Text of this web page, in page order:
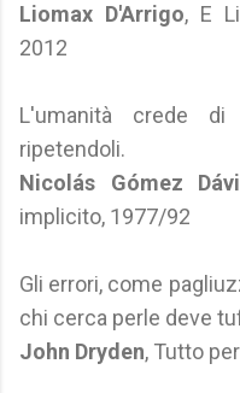
Liomax D'Arrigo, E
2012
L'umanità crede
ripetendoli.
Nicolás Gómez
implicito, 1977/92
Gli errori, come
chi cerca perle deve
John Dryden, Tutto